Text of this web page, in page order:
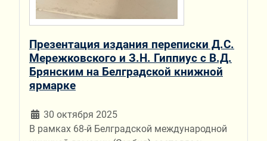
Презентация издания переписки Д.С.
Мережковского и З.Н. Гиппиус с В.Д.
Брянским на Белградской книжной
ярмарке
30 октября 2025
В рамках 68-й Белградской международной